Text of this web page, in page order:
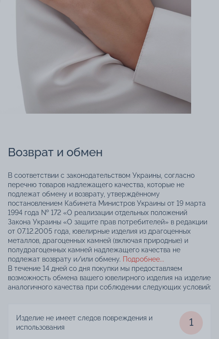
Возврат и обмен
В соответствии с законодательством Украины, согласно
перечню товаров надлежащего качества, которые не
подлежат обмену и возврату, утверждённому
постановлением Кабинета Министров Украины от 19 марта
1994 года № 172 «О реализации отдельных положений
Закона Украины «О защите прав потребителей» в редакции
от 07.12.2005 года, ювелирные изделия из драгоценных
металлов, драгоценных камней (включая природные) и
полудрагоценных камней надлежащего качества не
подлежат возврату и/или обмену. Подробнее...
В течение 14 дней со дня покупки мы предоставляем
возможность обмена вашего ювелирного изделия на изделие
аналогичного качества при соблюдении следующих условий:
Изделие не имеет следов повреждения и
использования
1